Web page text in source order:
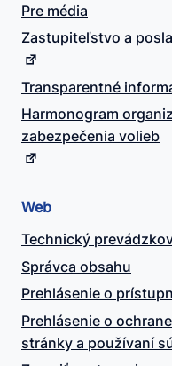
Pre média
Zastupiteľstvo a
Transparentné
Harmonogram
zabezpečenia volieb
Web
Technický
Správca obsahu
Prehlásenie o
Prehlásenie o
stránky a používaní